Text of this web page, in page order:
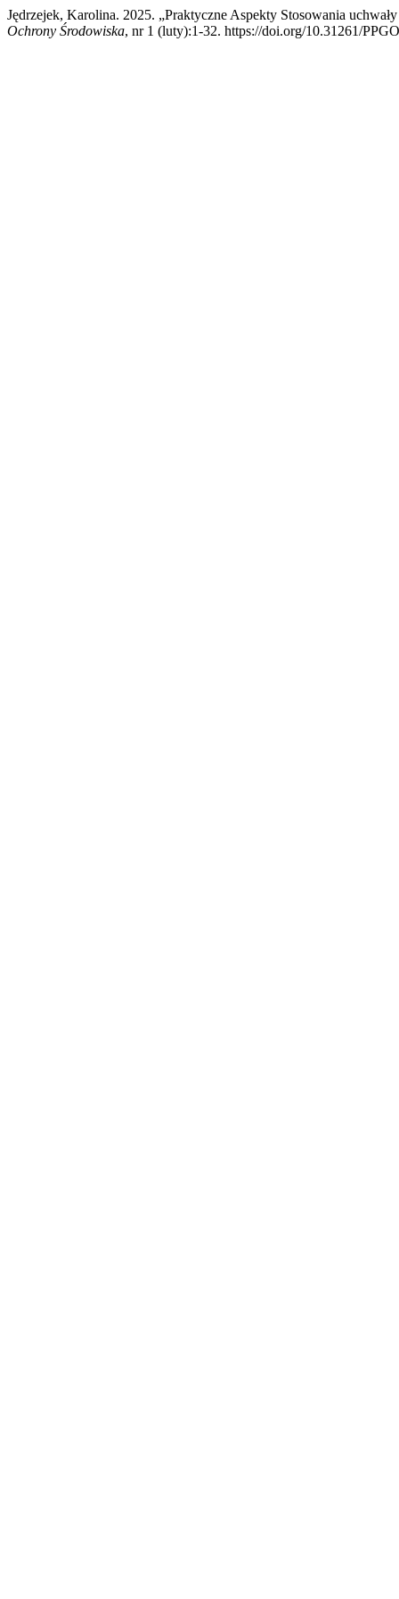
Jędrzejek, Karolina. 2025. „Praktyczne Aspekty Stosowania
Ochrony Środowiska, nr 1 (luty):1-32. https://doi.org/10.31261/